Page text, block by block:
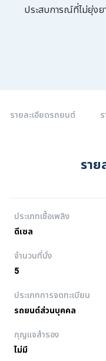
ประสบการณ์ที่ไม่ยุ่ง
รายละเอียดรถยนต์
รา
ประเภทเชื้อเพลิง
ดีเซล
จำนวนที่นั่ง
5
ประเภทการจดทะเบียน
รถยนต์ส่วนบุคคล
กุญแจสำรอง
ไม่มี